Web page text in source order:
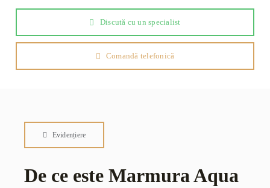
Discută cu un specialist
Comandă telefonică
Evidențiere
De ce este Marmura Aqua